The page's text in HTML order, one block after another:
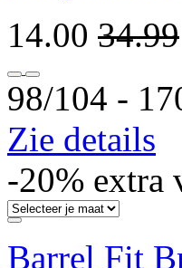
14.00 34.99
98/104 ‐
Zie details
-20% extra
Barrel Fit